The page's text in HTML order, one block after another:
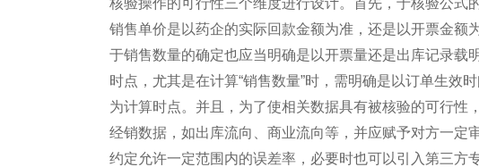
核验操作的可行性三个维度进行设计。首先，于核验公式
销售单价是以药企的实际回款金额为准，还是以开票金额
于销售数量的确定也应当明确是以开票量还是出库记录载
时点，尤其是在计算“销售数量”时，需明确是以订单生效
为计算时点。并且，为了使相关数据具有被核验的可行性
经销数据，如出库流向、商业流向等，并应赋予对方一定
约定允许一定范围内的误差率，必要时也可以引入第三方